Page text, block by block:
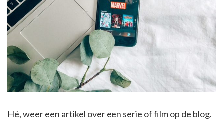
Hé, weer een artikel over een serie of film op de blog.